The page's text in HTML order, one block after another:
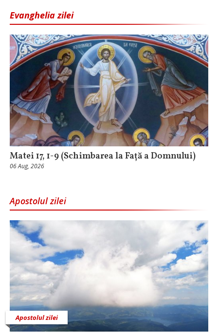
Evanghelia zilei
Matei 17, 1-9 (Schimbarea la Față a Domnului)
06 Aug, 2026
Apostolul zilei
Apostolul zilei